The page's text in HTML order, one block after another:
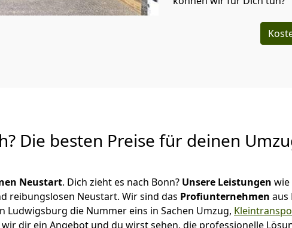
Die besten Preise für deinen
Neustart. Dich zieht es nach Bonn? Unsere Leistungen wie
reibungslosen Neustart. Wir sind das Profiunternehmen aus
Ludwigsburg die Nummer eins in Sachen Umzug,
dir ein Angebot und du wirst sehen, die professionelle